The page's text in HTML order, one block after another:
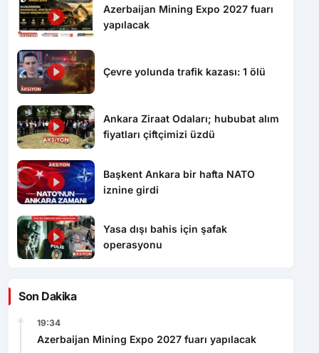
Azerbaijan Mining Expo 2027 fuarı
yapılacak
Çevre yolunda trafik kazası: 1 ölü
Ankara Ziraat Odaları; hububat alım
fiyatları çiftçimizi üzdü
Başkent Ankara bir hafta NATO
iznine girdi
Yasa dışı bahis için şafak
operasyonu
Son Dakika
19:34
Azerbaijan Mining Expo 2027 fuarı yapılacak